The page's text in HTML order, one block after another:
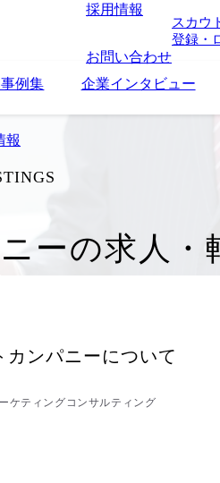
採用情報
お問い合わせ
スカウ
登録・
例集 企業インタビュー
報
ーの求人・
カンパニーについて
ケティングコンサルティング